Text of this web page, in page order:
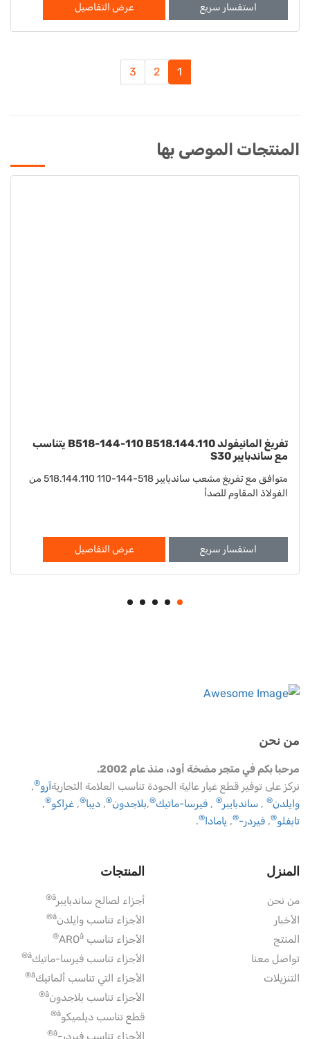
استفسار سريع عرض التفاصيل
1
2
3
المنتجات الموصى بها
غسالة B901-022-115 B901.022.115 تناسب ساندبايبر
S15 S20
متوافق مع Sandpiper S15 S20 Washer 901-022-115
901.022.115
استفسار سريع عرض التفاصيل
من نحن
مرحبا بكم في متجر مضخة أود، منذ عام 2002.
نركز على توفير قطع غيار عالية الجودة تناسب العلامة التجاريةآرو®
,
وايلدن®
, ساندبايبر®
, فيرسا-ماتيك®
,بلاجدون®
, ديبا®
, غراكو®
,
تابفلو®
, فيردر-®
, يامادا®
.
المنزل
من نحن
الأخبار
المنتج
تواصل معنا
التنزيلات
المنتجات
أجزاء لصالح ساندبايبرâ®
الأجزاء تناسب وايلدنâ®
الأجزاء تناسب ARO â®
الأجزاء تناسب فيرسا-ماتيكâ®
الأجزاء التي تناسب ألماتيكâ®
الأجزاء تناسب بلاجدونâ®
قطع تناسب ديلميكوâ®
الأجزاء تناسب فيردر-â®